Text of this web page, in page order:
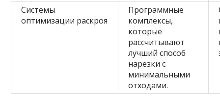
Системы
оптимизации раскроя
Программные
комплексы,
которые
рассчитывают
лучший способ
нарезки с
минимальными
отходами.